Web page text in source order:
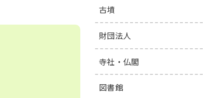
古墳
財団法人
寺社・仏閣
図書館